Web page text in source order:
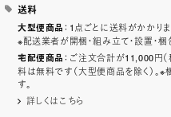
送料
大型便商品 ：1点ごとに送料がかかりま
※配送業者が開梱・組み立て・設置・
宅配便商品 ：ご注文合計が11,000円
料は無料です（大型便商品を除く）。
す。
詳しくはこちら